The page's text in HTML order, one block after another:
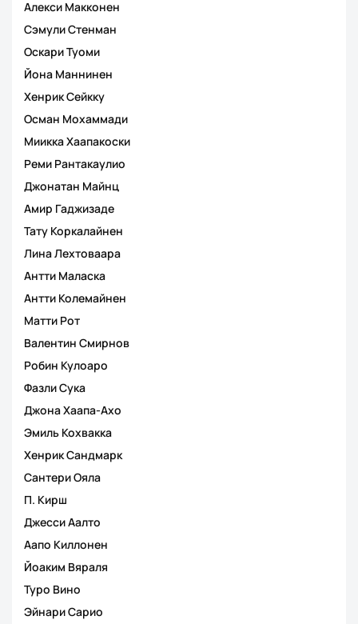
Алекси Макконен
Сэмули Стенман
Оскари Туоми
Йона Маннинен
Хенрик Сейкку
Осман Мохаммади
Миикка Хаапакоски
Реми Рантакаулио
Джонатан Майнц
Амир Гаджизаде
Тату Коркалайнен
Лина Лехтоваара
Антти Маласка
Антти Колемайнен
Матти Рот
Валентин Смирнов
Робин Кулоаро
Фазли Сука
Джона Хаапа-Ахо
Эмиль Кохвакка
Хенрик Сандмарк
Сантери Ояла
П. Кирш
Джесси Аалто
Аапо Киллонен
Йоаким Вяраля
Туро Вино
Эйнари Сарио